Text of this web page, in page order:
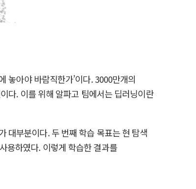
놓아야 바람직한가’이다. 3000만개의
다. 이를 위해 알파고 팀에서는 딥러닝이란
대부분이다. 두 번째 학습 목표는 현 탐색
용하였다. 이렇게 학습한 결과를